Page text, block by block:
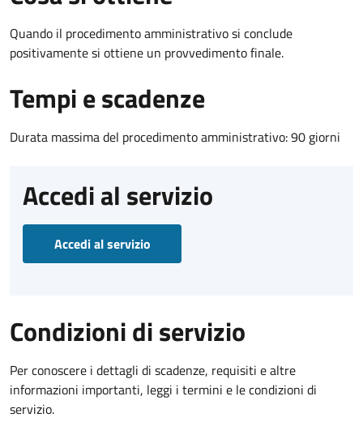
Quando il procedimento amministrativo si conclude
positivamente si ottiene un provvedimento finale.
Tempi e scadenze
Durata massima del procedimento amministrativo: 90 giorni
Accedi al servizio
Accedi al servizio
Condizioni di servizio
Per conoscere i dettagli di scadenze, requisiti e altre
informazioni importanti, leggi i termini e le condizioni di
servizio.